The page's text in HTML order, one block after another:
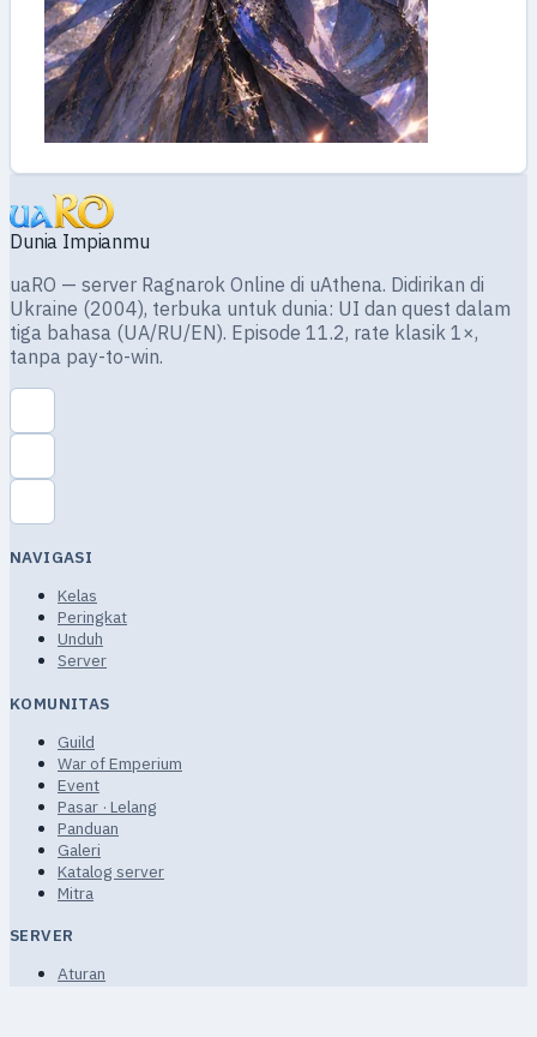
Dunia Impianmu
uaRO — server Ragnarok Online di uAthena. Didirikan di
Ukraine (2004), terbuka untuk dunia: UI dan quest dalam
tiga bahasa (UA/RU/EN). Episode 11.2, rate klasik 1×,
tanpa pay-to-win.
NAVIGASI
Kelas
Peringkat
Unduh
Server
KOMUNITAS
Guild
War of Emperium
Event
Pasar · Lelang
Panduan
Galeri
Katalog server
Mitra
SERVER
Aturan